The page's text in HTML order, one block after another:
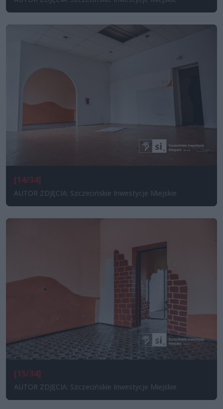
[14/34]
AUTOR ZDJĘCIA: Szczecińskie Inwestycje Miejskie
[15/34]
AUTOR ZDJĘCIA: Szczecińskie Inwestycje Miejskie